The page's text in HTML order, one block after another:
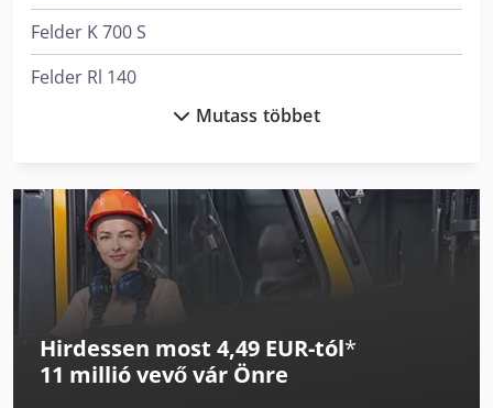
Felder K 700 S
Felder Rl 140
Houfek Buldog 3 950
Kapema Bm 25
Krone Bdf
Linde L 10
Linde L 12
Mutass többet
Hirdessen most 4,49 EUR-tól*
11 millió vevővár Önre